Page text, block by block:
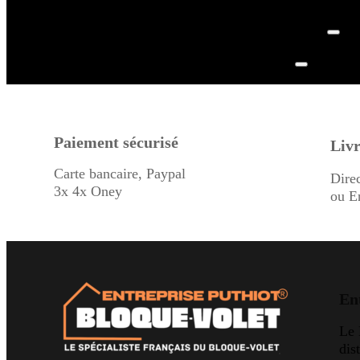
Paiement sécurisé
Carte bancaire, Paypal
3x 4x Oney
ou
Le